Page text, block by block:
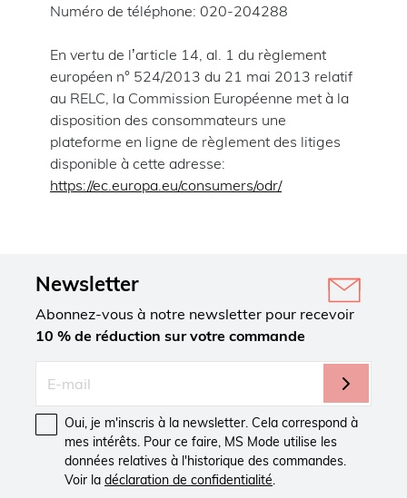
Numéro de téléphone: 020-204288
En vertu de l’article 14, al. 1 du règlement
européen n° 524/2013 du 21 mai 2013 relatif
au RELC, la Commission Européenne met à la
disposition des consommateurs une
plateforme en ligne de règlement des litiges
disponible à cette adresse:
https://ec.europa.eu/consumers/odr/
Newsletter
Abonnez-vous à notre newsletter pour recevoir
10 % de réduction sur votre commande
Oui, je m'inscris à la newsletter. Cela correspond à
mes intérêts. Pour ce faire, MS Mode utilise les
données relatives à l'historique des commandes.
Voir la déclaration de confidentialité